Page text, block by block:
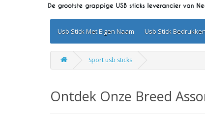
Usb Stick Met Eigen Naam Usb Stick
Sport usb sticks
Ontdek Onze Breed